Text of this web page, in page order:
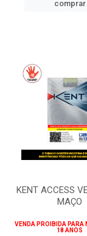
comprar
KENT ACCESS
MAÇO
VENDA PROIBIDA PARA
18 ANOS